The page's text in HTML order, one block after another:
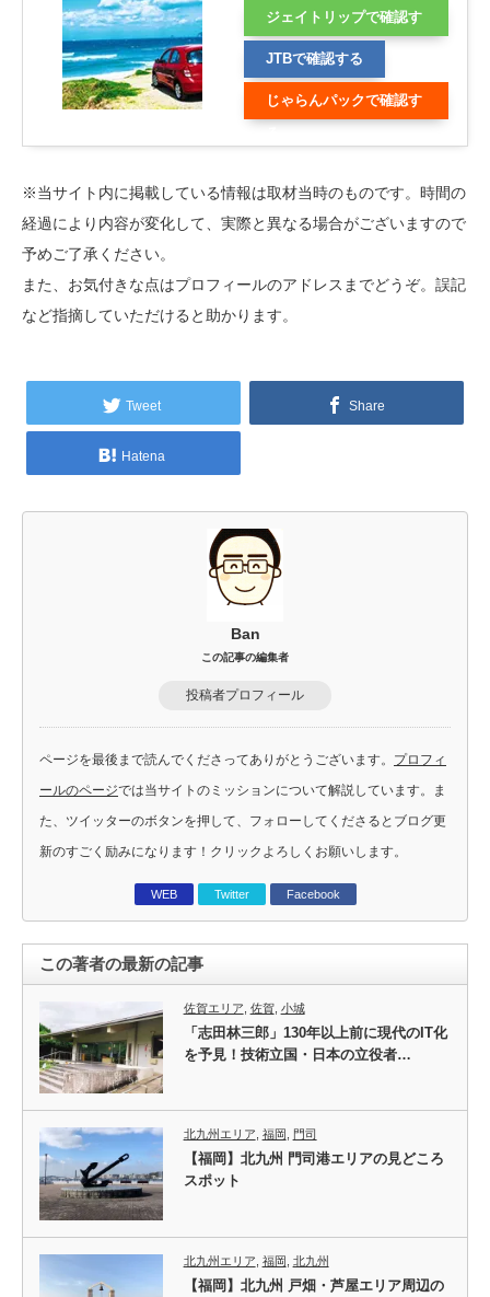
ジェイトリップで確認す
る
JTBで確認する
じゃらんパックで確認す
※当サイト内に掲載している情報は取材当時のものです。時間の
経過により内容が変化して、実際と異なる場合がございますので
予めご了承ください。
また、お気付きな点はプロフィールのアドレスまでどうぞ。誤記
など指摘していただけると助かります。
Tweet Share
Hatena
Ban
この記事の編集者
投稿者プロフィール
ページを最後まで読んでくださってありがとうございます。 プロフィ
ールのページでは当サイトのミッションについて解説しています。ま
た、ツイッターのボタンを押して、フォローしてくださるとブログ更
新のすごく励みになります！クリックよろしくお願いします。
WEB Twitter Facebook
この著者の最新の記事
佐賀エリア 佐賀, 小城
「志田林三郎」130年以上前に現代のIT化
を予見！技術立国・日本の立役者…
北九州エリア, 福岡 , 門司
【福岡】北九州 門司港エリアの見どころ
スポット
北九州エリア 福岡 北九州
【福岡】北九州 戸畑・芦屋エリア周辺の